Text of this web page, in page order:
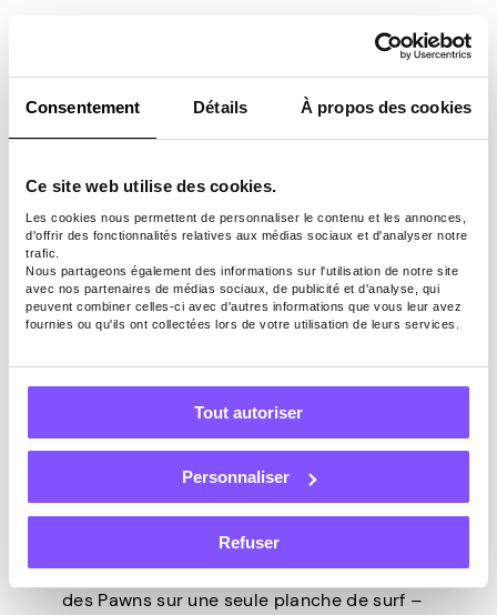
Consentement Détails À propos des cookies
Ce site web utilise des cookies.
Les cookies nous permettent de personnaliser le contenu et les annonces,
d'offrir des fonctionnalités relatives aux médias sociaux et d'analyser notre
trafic.
Nous partageons également des informations sur l'utilisation de notre site
avec nos partenaires de médias sociaux, de publicité et d'analyse, qui
peuvent combiner celles-ci avec d'autres informations que vous leur avez
fournies ou qu'ils ont collectées lors de votre utilisation de leurs services.
Tout autoriser
Personnaliser
Refuser
Incontestablement altruiste, 23AwayC
devrait recevoir un Certificat de Bonté de
Pions pour ses bonnes actions :
100 % réel et sûr à utiliser. Vous
pouvez consulter la preuve de
# payout-pics-from-pawnsapp. Si
vous avez d’autres questions,
n’hésitez pas à les poser !
Les avis d’utilisateurs comme ceux-ci sont
vraiment inspirants. Regardez-vous,
23AwayC ! Vous êtes une âme bienveillante
qui veille à ce que tout le monde excelle
dans son parcours Pawns.app ! Notre plus
grand objectif est de voir notre
communauté grandiretsurfer sur la marée
des Pawns sur une seule planche de surf –